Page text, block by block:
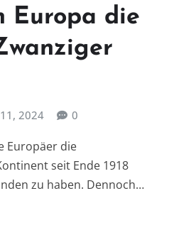
Europa die
2024 0
Europäer die
seit Ende 1918
zu haben. Dennoch…